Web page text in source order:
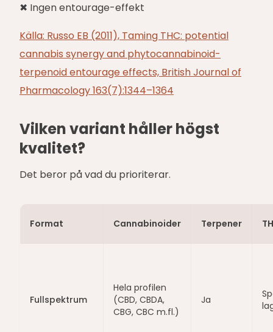
✖ Ingen entourage-effekt
Källa: Russo EB (2011), Taming THC: potential
cannabis synergy and phytocannabinoid-
terpenoid entourage effects, British Journal of
Pharmacology 163(7):1344–1364
Vilken variant håller högst
kvalitet?
Det beror på vad du prioriterar.
Format Cannabinoider Terpener
Fullspektrum
Hela profilen
(CBD, CBDA,
CBG, CBC m.fl.)
Ja